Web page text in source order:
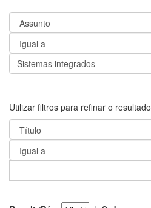
Utilizar filtros para refinar o